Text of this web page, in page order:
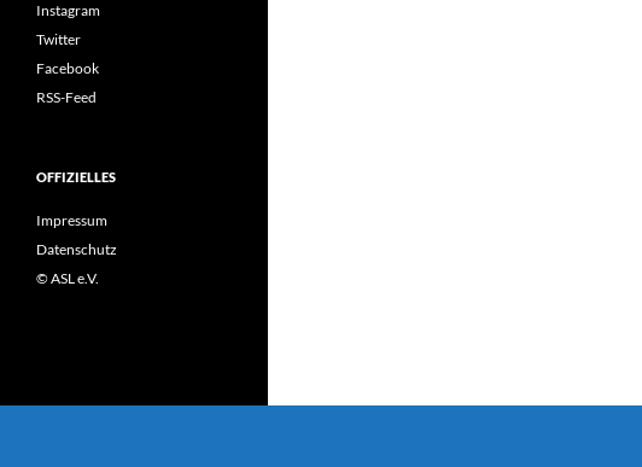
Instagram
Twitter
Facebook
RSS-Feed
OFFIZIELLES
Impressum
Datenschutz
© ASL e.V.